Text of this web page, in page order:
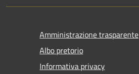
Amministrazione trasparente
Albo pretorio
Informativa privacy